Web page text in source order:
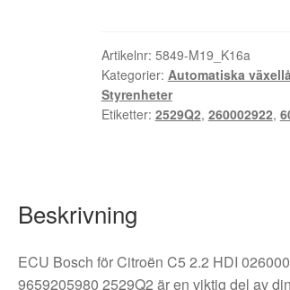
2.2
HDI
0260002922
6058001139
Artikelnr: 5849-M19_K16a
Kategorier: Automatiska
Styrenheter
Etiketter: 2529Q2, 260002922,
Beskrivning
ECU Bosch för Citroën C5 2.2 HDI
9659205980 2529Q2 är en viktig del av